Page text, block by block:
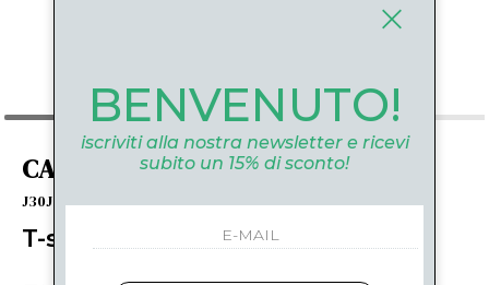
CALVIN KLEIN
J30J325649XNI ROSSO
T-shirt
BENVENUTO!
iscriviti alla nostra newsletter e ricevi
subito un 15% di sconto!